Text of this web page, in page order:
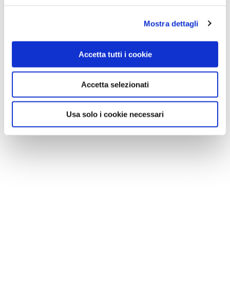
Mostra dettagli
Accetta tutti i cookie
Accetta selezionati
Usa solo i cookie necessari